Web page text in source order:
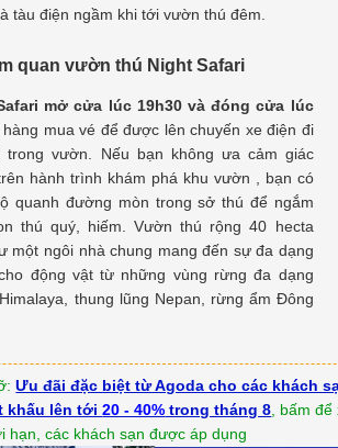
tàu điện ngầm khi tới vườn thú đêm.
quan vườn thú Night Safari
mở cửa lúc 19h30 và đóng cửa lúc
hàng mua vé để được lên chuyến xe điện đi
trong vườn. Nếu bạn không ưa cảm giác
hành trình khám phá khu vườn , bạn có
quanh đường mòn trong sở thú để ngắm
thú quý, hiếm. Vườn thú rộng 40 hecta
một ngôi nhà chung mang đến sự đa dạng
động vật từ những vùng rừng đa dạng
thung lũng Nepan, rừng ẩm Đông
Ưu đãi đặc biệt từ Agoda cho các khách
khấu lên tới20 - 40% trong tháng 8 , bấm
hạn, các khách sạn được áp dụng